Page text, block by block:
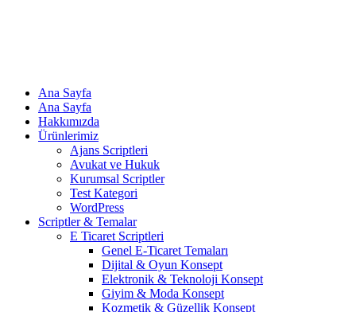
Ana Sayfa
Ana Sayfa
Hakkımızda
Ürünlerimiz
Ajans Scriptleri
Avukat ve Hukuk
Kurumsal Scriptler
Test Kategori
WordPress
Scriptler & Temalar
E Ticaret Scriptleri
Genel E-Ticaret Temaları
Dijital & Oyun Konsept
Elektronik & Teknoloji Konsept
Giyim & Moda Konsept
Kozmetik & Güzellik Konsept